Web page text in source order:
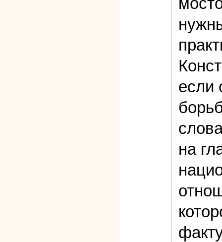
если
на